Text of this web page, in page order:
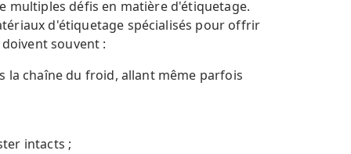
multiples défis en matière d'étiquetage.
d'étiquetage spécialisés pour offrir
souvent :
la chaîne du froid, allant même parfois
intacts ;